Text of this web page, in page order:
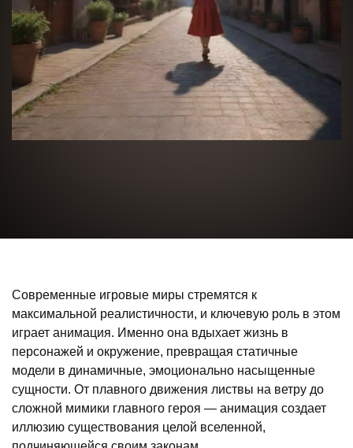
Современные игровые миры стремятся к
максимальной реалистичности, и ключевую роль в этом
играет анимация. Именно она вдыхает жизнь в
персонажей и окружение, превращая статичные
модели в динамичные, эмоционально насыщенные
сущности. От плавного движения листвы на ветру до
сложной мимики главного героя — анимация создает
иллюзию существования целой вселенной,